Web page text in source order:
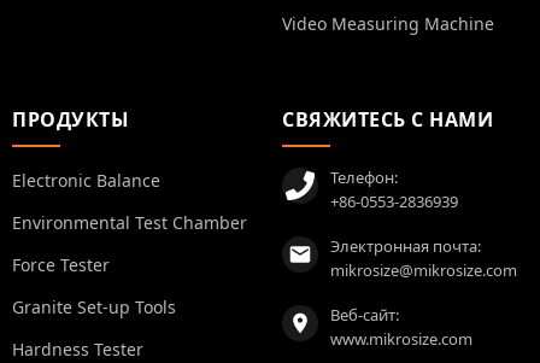
Video Measuring Machine
ПРОДУКТЫ
Electronic Balance
Environmental Test Chamber
Force Tester
Granite Set-up Tools
Hardness Tester
СВЯЖИТЕСЬ С НАМИ
Телефон:
+86-0553-2836939
Электронная почта:
mikrosize@mikrosize.com
Веб-сайт:
www.mikrosize.com